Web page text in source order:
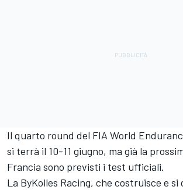
Il quarto round del FIA World
si terrà il 10-11 giugno, ma già la
Francia sono previsti i test ufficiali.
La ByKolles Racing, che costruisce e si